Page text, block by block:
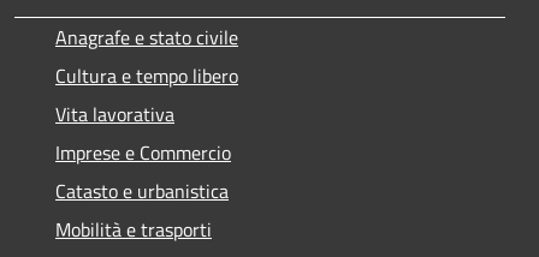
Anagrafe e stato civile
Cultura e tempo libero
Vita lavorativa
Imprese e Commercio
Catasto e urbanistica
Mobilità e trasporti